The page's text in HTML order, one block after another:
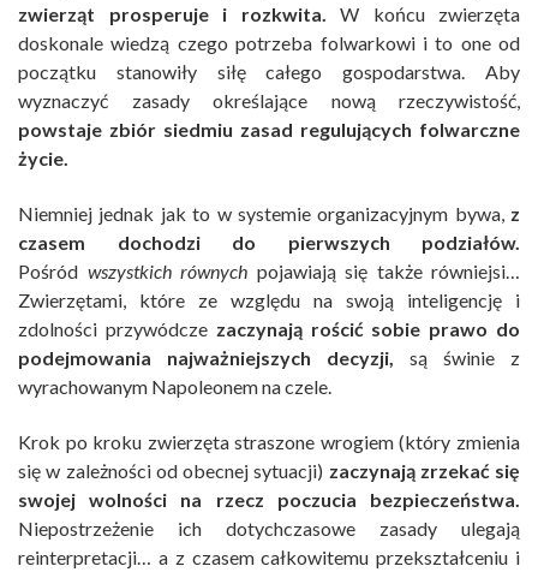
zwierząt prosperuje i rozkwita. W końcu zwierzęta
doskonale wiedzą czego potrzeba folwarkowi i to one od
początku stanowiły siłę całego gospodarstwa. Aby
wyznaczyć zasady określające nową rzeczywistość,
powstaje zbiór siedmiu zasad regulujących folwarczne
życie.
Niemniej jednak jak to w systemie organizacyjnym bywa,z
czasem dochodzi do pierwszych podziałów.
Pośród wszystkich równych pojawiają się także równiejsi…
Zwierzętami, które ze względu na swoją inteligencję i
zdolności przywódcze zaczynają rościć sobie prawo do
podejmowania najważniejszych decyzji, są świnie z
wyrachowanym Napoleonem na czele.
Krok po kroku zwierzęta straszone wrogiem (który zmienia
się w zależności od obecnej sytuacji) zaczynają zrzekać się
swojej wolności na rzecz poczucia bezpieczeństwa.
Niepostrzeżenie ich dotychczasowe zasady ulegają
reinterpretacji… a z czasem całkowitemu przekształceniu i